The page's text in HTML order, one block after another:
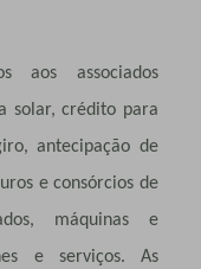
aos associados
solar, crédito para
antecipação de
e consórcios de
máquinas e
e serviços. As